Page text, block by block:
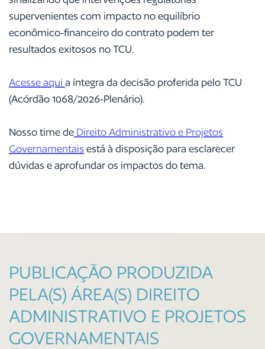
supervenientes com impacto no equilíbrio
econômico-financeiro do contrato podem ter
resultados exitosos no TCU.
Acesse aqui a íntegra da decisão proferida pelo TCU
(Acórdão 1068/2026-Plenário).
Nosso time de Direito Administrativo e Projetos
Governamentais está à disposição para esclarecer
dúvidas e aprofundar os impactos do tema.
PUBLICAÇÃO PRODUZIDA
PELA(S) ÁREA(S) DIREITO
ADMINISTRATIVO E PROJETOS
GOVERNAMENTAIS